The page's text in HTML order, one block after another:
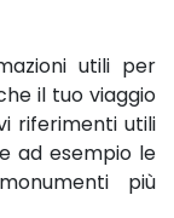
utili per
il tuo viaggio
riferimenti utili
ad esempio le
più